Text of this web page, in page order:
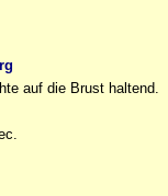
auf die Brust haltend.